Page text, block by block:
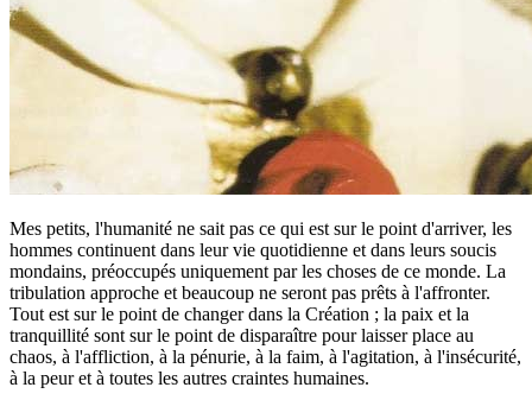
Mes petits, l'humanité ne sait pas ce qui est sur le point d'arriver, les
hommes continuent dans leur vie quotidienne et dans leurs soucis
mondains, préoccupés uniquement par les choses de ce monde. La
tribulation approche et beaucoup ne seront pas prêts à l'affronter.
Tout est sur le point de changer dans la Création ; la paix et la
tranquillité sont sur le point de disparaître pour laisser place au
chaos, à l'affliction, à la pénurie, à la faim, à l'agitation, à l'insécurité,
à la peur et à toutes les autres craintes humaines.